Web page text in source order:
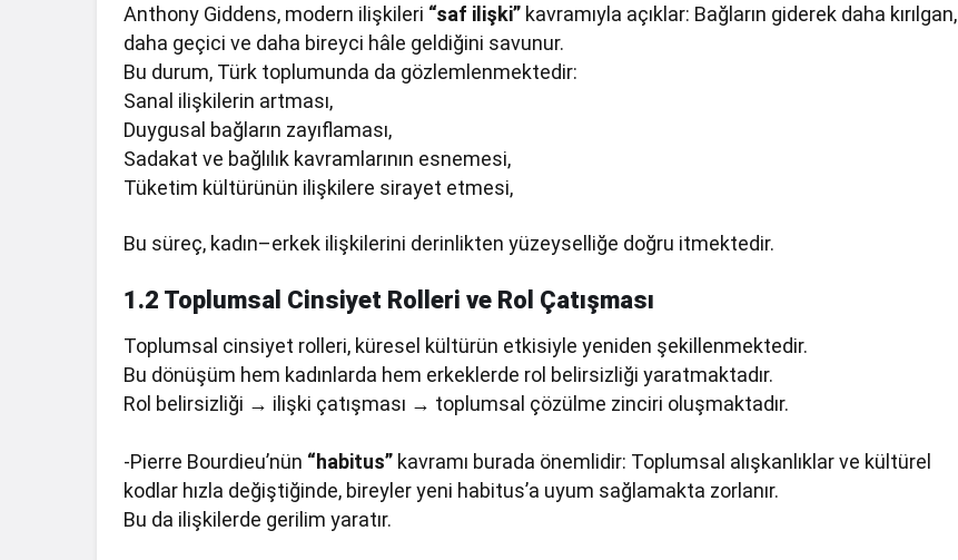
Anthony Giddens, modern ilişkileri “saf ilişki” kavramıyla açıklar: Bağların giderek daha kırılgan,
daha geçici ve daha bireyci hâle geldiğini savunur.
Bu durum, Türk toplumunda da gözlemlenmektedir:
Sanal ilişkilerin artması,
Duygusal bağların zayıflaması,
Sadakat ve bağlılık kavramlarının esnemesi,
Tüketim kültürünün ilişkilere sirayet etmesi,
Bu süreç, kadın–erkek ilişkilerini derinlikten yüzeyselliğe doğru itmektedir.
1.2 Toplumsal Cinsiyet Rolleri ve Rol Çatışması
Toplumsal cinsiyet rolleri, küresel kültürün etkisiyle yeniden şekillenmektedir.
Bu dönüşüm hem kadınlarda hem erkeklerde rol belirsizliği yaratmaktadır.
Rol belirsizliği → ilişki çatışması → toplumsal çözülme zinciri oluşmaktadır.
-Pierre Bourdieu’nün “habitus” kavramı burada önemlidir: Toplumsal alışkanlıklar ve kültürel
kodlar hızla değiştiğinde, bireyler yeni habitus’a uyum sağlamakta zorlanır.
Bu da ilişkilerde gerilim yaratır.